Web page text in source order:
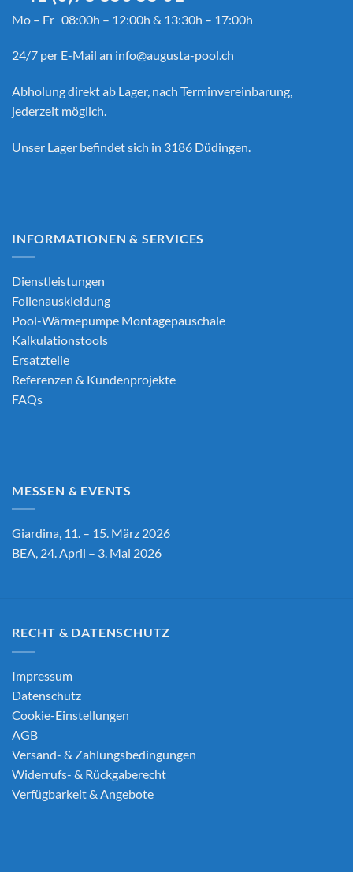
Mo – Fr 08:00h – 12:00h & 13:30h – 17:00h
24/7 per E-Mail an info@augusta-pool.ch
Abholung direkt ab Lager, nach Terminvereinbarung,
jederzeit möglich.
Unser Lager befindet sich in 3186 Düdingen.
INFORMATIONEN & SERVICES
Dienstleistungen
Folienauskleidung
Pool-Wärmepumpe Montagepauschale
Kalkulationstools
Ersatzteile
Referenzen & Kundenprojekte
FAQs
MESSEN & EVENTS
Giardina, 11. – 15. März 2026
BEA, 24. April – 3. Mai 2026
RECHT & DATENSCHUTZ
Impressum
Datenschutz
Cookie-Einstellungen
AGB
Versand- & Zahlungsbedingungen
Widerrufs- & Rückgaberecht
Verfügbarkeit & Angebote